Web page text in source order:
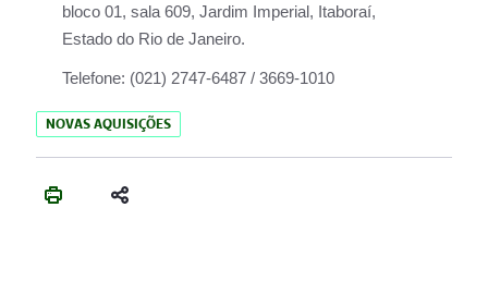
bloco 01, sala 609, Jardim Imperial, Itaboraí,
Estado do Rio de Janeiro.
Telefone: (021) 2747-6487 / 3669-1010
NOVAS AQUISIÇÕES